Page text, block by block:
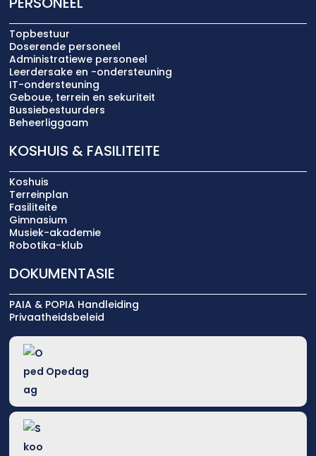
Topbestuur
Doserende personeel
Administratiewe personeel
Leerdersake en -ondersteuning
IT-ondersteuning
Geboue, terrein en sekuriteit
Bussiebestuurders
Beheerliggaam
KOSHUIS & FASILITEITE
Koshuis
Terreinplan
Fasiliteite
Gimnasium
Musiek-akademie
Robotika-klub
DOKUMENTASIE
PAIA & POPIA Handleiding
Privaatheidsbeleid
Opedag